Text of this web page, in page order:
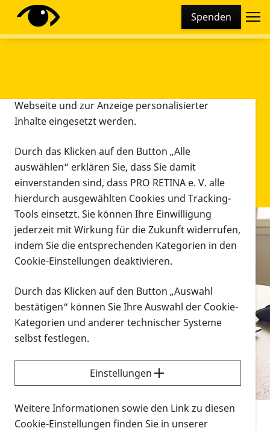
Spenden
Infomaterial
Infomaterial
Vorlesen
Alle Infomaterialien in verschiedenen
Formaten an einem Ort
Sie möchten wissen, wie Sie nach Infonmaterial
suchen und dieses bestellen bzw. herunterladen
können? Schauen Sie sich dieErklärvideos zum
Thema Infomaterial auf der PRO RETINA-Website
für blinde und sehbehinderte Menschen an.
Diese Webseite setzt verschiedene Cookies und
Tracking-Tools ein. Dies beinhaltet Cookies und
Webseite und zur Anzeige personalisierter
Inhalte eingesetzt werden.
Durch das Klicken auf den Button „Alle
auswählen“ erklären Sie, dass Sie damit
einverstanden sind, dass PRO RETINA e. V. alle
hierdurch ausgewählten Cookies und Tracking-
Tools einsetzt. Sie können Ihre Einwilligung
jederzeit mit Wirkung für die Zukunft widerrufen,
indem Sie die entsprechenden Kategorien in den
Cookie-Einstellungen deaktivieren.
Durch das Klicken auf den Button „Auswahl
bestätigen“ können Sie Ihre Auswahl der Cookie-
Kategorien und anderer technischer Systeme
selbst festlegen.
Einstellungen
Weitere Informationen sowie den Link zu diesen
Cookie-Einstellungen finden Sie in unserer